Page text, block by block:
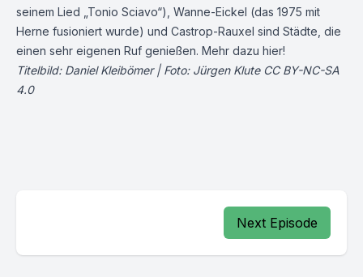
seinem Lied „Tonio Sciavo“), Wanne-Eickel (das 1975 mit
Herne fusioniert wurde) und Castrop-Rauxel sind Städte, die
einen sehr eigenen Ruf genießen. Mehr dazu hier!
Titelbild: Daniel Kleibömer | Foto: Jürgen Klute CC BY-NC-SA
4.0
Next Episode